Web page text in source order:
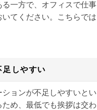
一方で、オフィスで仕
てください。こちらで
足しやすい
ョンが不足しやすいと
め、最低でも挨拶は交